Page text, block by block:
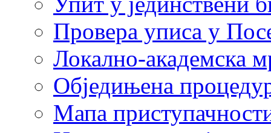
Провера уписа у
Локално-академска
Обједињена
Мапа